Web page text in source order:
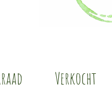
Verkocht